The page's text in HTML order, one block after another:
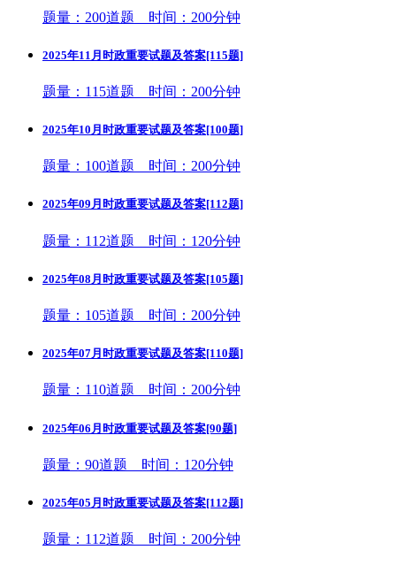
题量：200道题 时间：200分钟
2025年11月时政重要试题及答案[115题]
题量：115道题 时间：200分钟
2025年10月时政重要试题及答案[100题]
题量：100道题 时间：200分钟
2025年09月时政重要试题及答案[112题]
题量：112道题 时间：120分钟
2025年08月时政重要试题及答案[105题]
题量：105道题 时间：200分钟
2025年07月时政重要试题及答案[110题]
题量：110道题 时间：200分钟
2025年06月时政重要试题及答案[90题]
题量：90道题 时间：120分钟
2025年05月时政重要试题及答案[112题]
题量：112道题 时间：200分钟